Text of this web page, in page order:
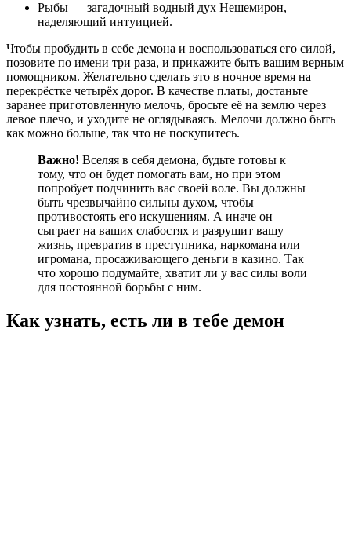
Рыбы — загадочный водный дух Нешемирон,
наделяющий интуицией.
Чтобы пробудить в себе демона и воспользоваться его силой,
позовите по имени три раза, и прикажите быть вашим верным
помощником. Желательно сделать это в ночное время на
перекрёстке четырёх дорог. В качестве платы, достаньте
заранее приготовленную мелочь, бросьте её на землю через
левое плечо, и уходите не оглядываясь. Мелочи должно быть
как можно больше, так что не поскупитесь.
Важно! Вселяя в себя демона, будьте готовы к
тому, что он будет помогать вам, но при этом
попробует подчинить вас своей воле. Вы должны
быть чрезвычайно сильны духом, чтобы
противостоять его искушениям. А иначе он
сыграет на ваших слабостях и разрушит вашу
жизнь, превратив в преступника, наркомана или
игромана, просаживающего деньги в казино. Так
что хорошо подумайте, хватит ли у вас силы воли
для постоянной борьбы с ним.
Как узнать, есть ли в тебе демон